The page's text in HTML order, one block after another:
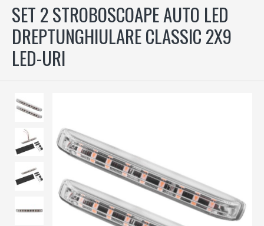
SET 2 STROBOSCOAPE AUTO LED
DREPTUNGHIULARE CLASSIC 2X9
LED-URI